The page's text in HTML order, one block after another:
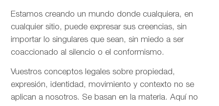
Estamos creando un mundo donde cualquiera, en
cualquier sitio, puede expresar sus creencias, sin
importar lo singulares que sean, sin miedo a ser
coaccionado al silencio o el conformismo.
Vuestros conceptos legales sobre propiedad,
expresión, identidad, movimiento y contexto no se
aplican a nosotros. Se basan en la materia. Aquí no